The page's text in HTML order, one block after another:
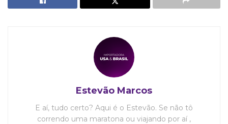
Estevão Marcos
E aí, tudo certo? Aqui é o Estevão. Se não tô
correndo uma maratona ou viajando por aí ,